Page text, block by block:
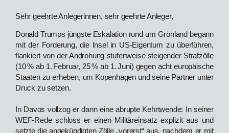
Sehr geehrte Anlegerinnen, sehr geehrte Anleger,
Donald Trumps jüngste Eskalation rund um Grönland begann
mit der Forderung, die Insel in US‑Eigentum zu überführen,
flankiert von der Androhung stufenweise steigender Strafzölle
(10 % ab 1. Februar, 25 % ab 1. Juni) gegen acht europäische
Staaten zu erheben, um Kopenhagen und seine Partner unter
Druck zu setzen.
In Davos vollzog er dann eine abrupte Kehrtwende: In seiner
WEF‑Rede schloss er einen Militäreinsatz explizit aus und
setzte die angekündigten Zölle „vorerst“ aus, nachdem er mit